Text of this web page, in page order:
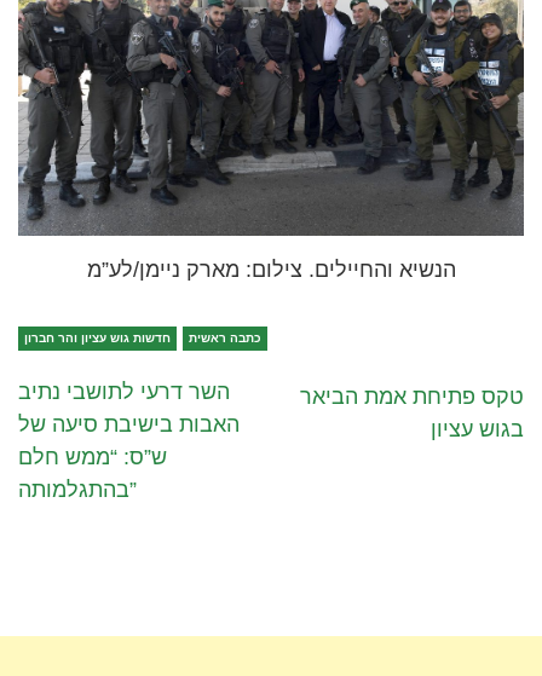
הנשיא והחיילים. צילום: מארק ניימן/לע”מ
חדשות גוש עציון והר חברון כתבה ראשית
השר דרעי לתושבי נתיב
האבות בישיבת סיעה של
ש”ס: “ממש חלם
בהתגלמותה”
טקס פתיחת אמת הביאר
בגוש עציון